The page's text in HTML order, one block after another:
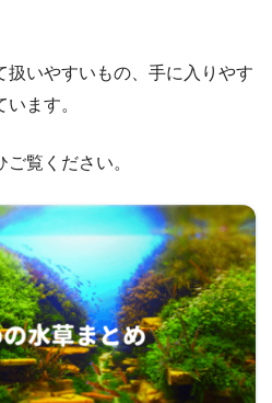
いやすいもの、手に入りやす
ます。
覧ください。